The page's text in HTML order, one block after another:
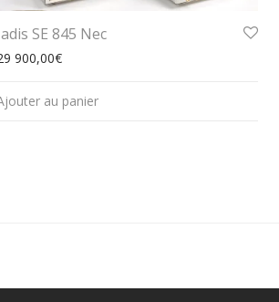
SE 845 Nec
900,00€
au panier